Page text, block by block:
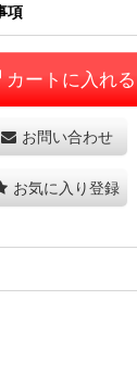
項
カートに入れる
お問い合わせ
お気に入り登録